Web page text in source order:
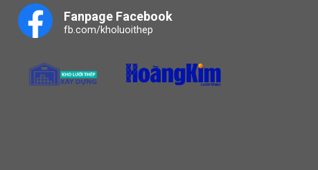
Fanpage Facebook
fb.com/kholuoithep